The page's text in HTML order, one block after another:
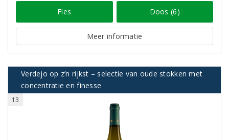
Fles Doos (6)
Meer informatie
Verdejo op z’n rijkst – selectie van oude stokken met
concentratie en finesse
13